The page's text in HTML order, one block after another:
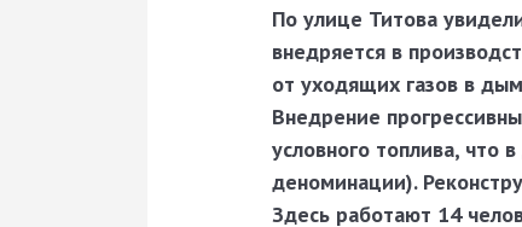
По улице Титова
внедряется в
от уходящих газов в
Внедрение
условного топлива,
деноминации).
Здесь работают 14